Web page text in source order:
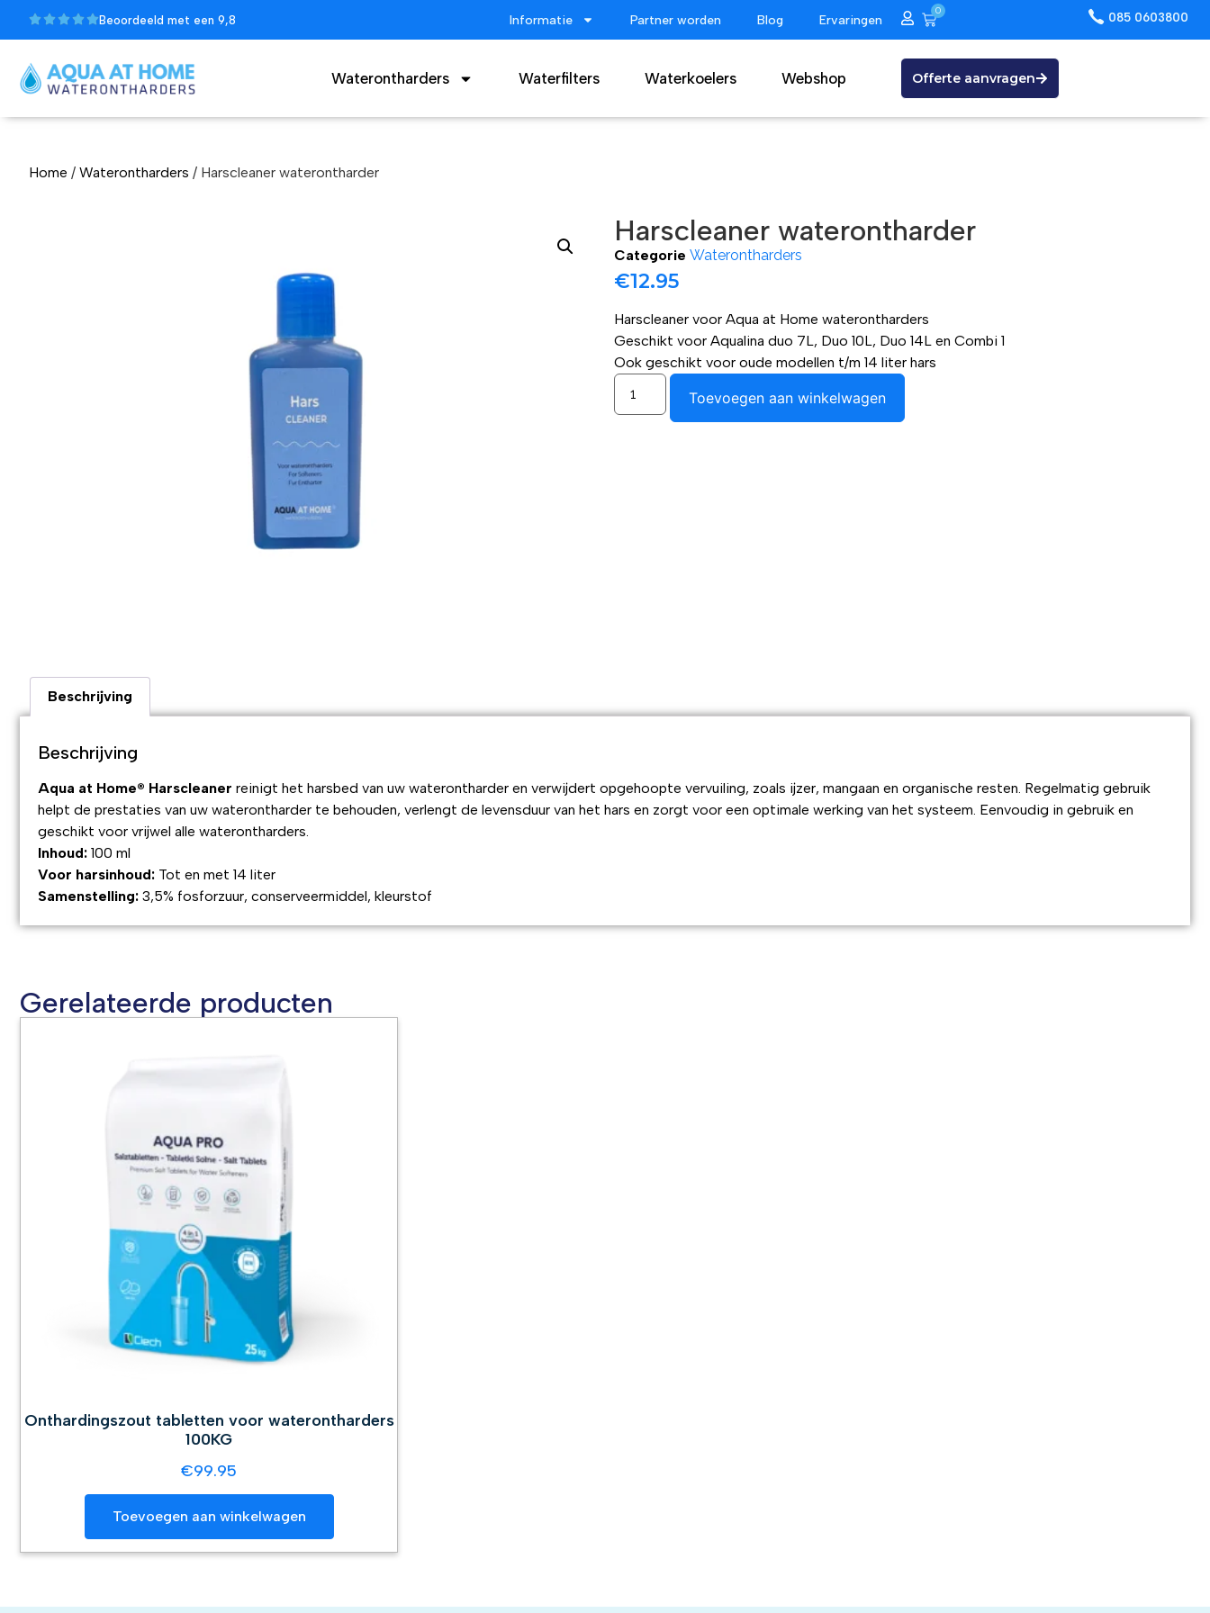
Beoordeeld met een 9,8 Informatie Partner worden Blog Ervaringen
0 085 0603800
Waterontharders Waterfilters Waterkoelers Webshop Offerte aanvragen
Home / Waterontharders / Harscleaner waterontharder
Harscleaner waterontharder
Categorie Waterontharders
€12.95
Harscleaner voor Aqua at Home waterontharders
Geschikt voor Aqualina duo 7L, Duo 10L, Duo 14L en Combi 1
Ook geschikt voor oude modellen t/m 14 liter hars
Toevoegen aan winkelwagen
Beschrijving
Beschrijving
Aqua at Home® Harscleaner reinigt het harsbed van uw waterontharder en verwijdert opgehoopte vervuiling, zoals ijzer, mangaan en organische resten. Regelmatig gebruik
helpt de prestaties van uw waterontharder te behouden, verlengt de levensduur van het hars en zorgt voor een optimale werking van het systeem. Eenvoudig in gebruik en
geschikt voor vrijwel alle waterontharders.
Inhoud: 100 ml
Voor harsinhoud: Tot en met 14 liter
Samenstelling: 3,5% fosforzuur, conserveermiddel, kleurstof
Gerelateerde producten
Onthardingszout tabletten voor waterontharders
100KG
€99.95
Toevoegen aan winkelwagen